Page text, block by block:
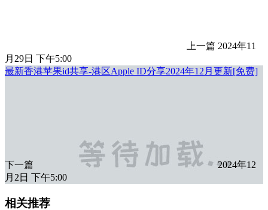
上一篇 2024年11
月29日 下午5:00
最新香港苹果id共享-港区Apple ID分享2024年12月更新[免费]
下一篇
2024年12
月2日 下午5:00
相关推荐